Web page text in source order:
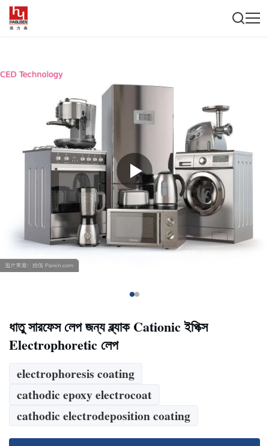
ধাতু সারফেস লেপ জন্য ব্ল্যাক Cationic ইপিক্স
Electrophoretic লেপ
electrophoresis coating
cathodic epoxy electrocoat
cathodic electrodeposition coating